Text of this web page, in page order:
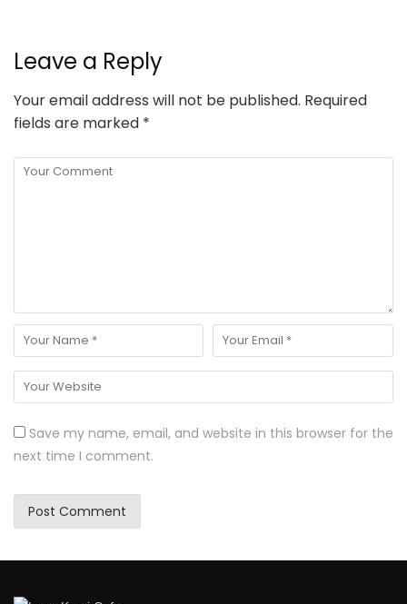
Leave a Reply
Your email address will not be published. Required
fields are marked *
Save my name, email, and website in this browser for the
next time I comment.